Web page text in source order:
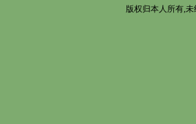
版权归本人所有,